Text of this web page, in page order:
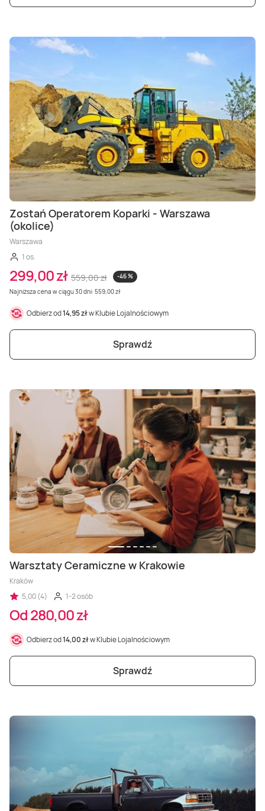
Zostań Operatorem Koparki - Warszawa
(okolice)
Warszawa
1 os.
299,00 zł 559,00 zł
-46 %
Najniższa cena w ciągu 30 dni: 559,00 zł
Odbierz od14,95 złw Klubie Lojalnościowym
Sprawdź
Warsztaty Ceramiczne w Krakowie
Kraków
5,00 (4)
1-2 osób
Od 280,00 zł
Odbierz od14,00 złw Klubie Lojalnościowym
Sprawdź